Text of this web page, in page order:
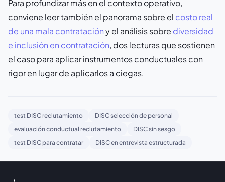
Para profundizar más en el contexto operativo,
conviene leer también el panorama sobre el costo real
de una mala contratacióny el análisis sobre diversidad
e inclusión en contratación, dos lecturas que sostienen
el caso para aplicar instrumentos conductuales con
rigor en lugar de aplicarlos a ciegas.
test DISC reclutamiento
DISC selección de personal
evaluación conductual reclutamiento
DISC sin sesgo
test DISC para contratar
DISC en entrevista estructurada